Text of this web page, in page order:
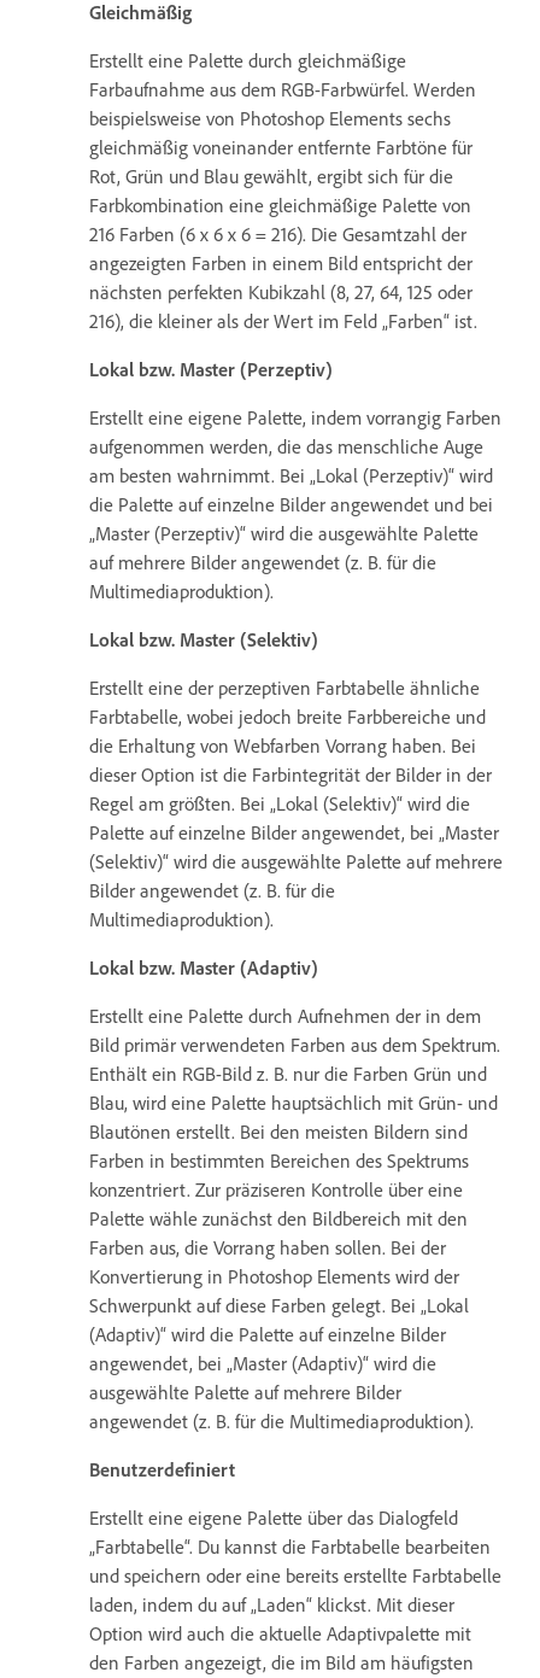
Gleichmäßig
Erstellt eine Palette durch gleichmäßige
Farbaufnahme aus dem RGB-Farbwürfel. Werden
beispielsweise von Photoshop Elements sechs
gleichmäßig voneinander entfernte Farbtöne für
Rot, Grün und Blau gewählt, ergibt sich für die
Farbkombination eine gleichmäßige Palette von
216 Farben (6 x 6 x 6 = 216). Die Gesamtzahl der
angezeigten Farben in einem Bild entspricht der
nächsten perfekten Kubikzahl (8, 27, 64, 125 oder
216), die kleiner als der Wert im Feld „Farben“ ist.
Lokal bzw. Master (Perzeptiv)
Erstellt eine eigene Palette, indem vorrangig Farben
aufgenommen werden, die das menschliche Auge
am besten wahrnimmt. Bei „Lokal (Perzeptiv)“ wird
die Palette auf einzelne Bilder angewendet und bei
„Master (Perzeptiv)“ wird die ausgewählte Palette
auf mehrere Bilder angewendet (z. B. für die
Multimediaproduktion).
Lokal bzw. Master (Selektiv)
Erstellt eine der perzeptiven Farbtabelle ähnliche
Farbtabelle, wobei jedoch breite Farbbereiche und
die Erhaltung von Webfarben Vorrang haben. Bei
dieser Option ist die Farbintegrität der Bilder in der
Regel am größten. Bei „Lokal (Selektiv)“ wird die
Palette auf einzelne Bilder angewendet, bei „Master
(Selektiv)“ wird die ausgewählte Palette auf mehrere
Bilder angewendet (z. B. für die
Multimediaproduktion).
Lokal bzw. Master (Adaptiv)
Erstellt eine Palette durch Aufnehmen der in dem
Bild primär verwendeten Farben aus dem Spektrum.
Enthält ein RGB-Bild z. B. nur die Farben Grün und
Blau, wird eine Palette hauptsächlich mit Grün- und
Blautönen erstellt. Bei den meisten Bildern sind
Farben in bestimmten Bereichen des Spektrums
konzentriert. Zur präziseren Kontrolle über eine
Palette wähle zunächst den Bildbereich mit den
Farben aus, die Vorrang haben sollen. Bei der
Konvertierung in Photoshop Elements wird der
Schwerpunkt auf diese Farben gelegt. Bei „Lokal
(Adaptiv)“ wird die Palette auf einzelne Bilder
angewendet, bei „Master (Adaptiv)“ wird die
ausgewählte Palette auf mehrere Bilder
angewendet (z. B. für die Multimediaproduktion).
Benutzerdefiniert
Erstellt eine eigene Palette über das Dialogfeld
„Farbtabelle“. Du kannst die Farbtabelle bearbeiten
und speichern oder eine bereits erstellte Farbtabelle
laden, indem du auf „Laden“ klickst. Mit dieser
Option wird auch die aktuelle Adaptivpalette mit
den Farben angezeigt, die im Bild am häufigsten